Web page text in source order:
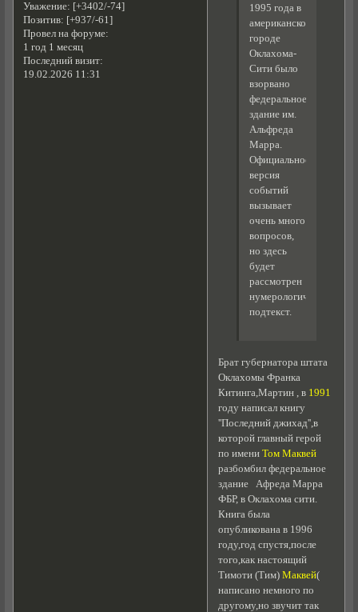
Уважение: [+3402/-74]
Позитив: [+937/-61]
Провел на форуме:
1 год 1 месяц
Последний визит:
19.02.2026 11:31
1995 года в
американском
городе
Оклахома-
Сити было
взорвано
федеральное
здание им.
Альфреда
Марра.
Официальное
версия
событий
вызывает
очень много
вопросов,
но здесь
будет
рассмотрен
нумерологический
подтекст.
Брат губернатора штата
Оклахомы Франка
Китинга,Мартин , в 1991
году написал книгу
''Последний джихад'',в
которой главный герой
по имени Том Маквей
разбомбил федеральное
здание Афреда Марра
ФБР, в Оклахома сити.
Книга была
опубликована в 1996
году,год спустя,после
того,как настоящий
Тимоти (Тим) Маквей(
написано немного по
другому,но звучит так